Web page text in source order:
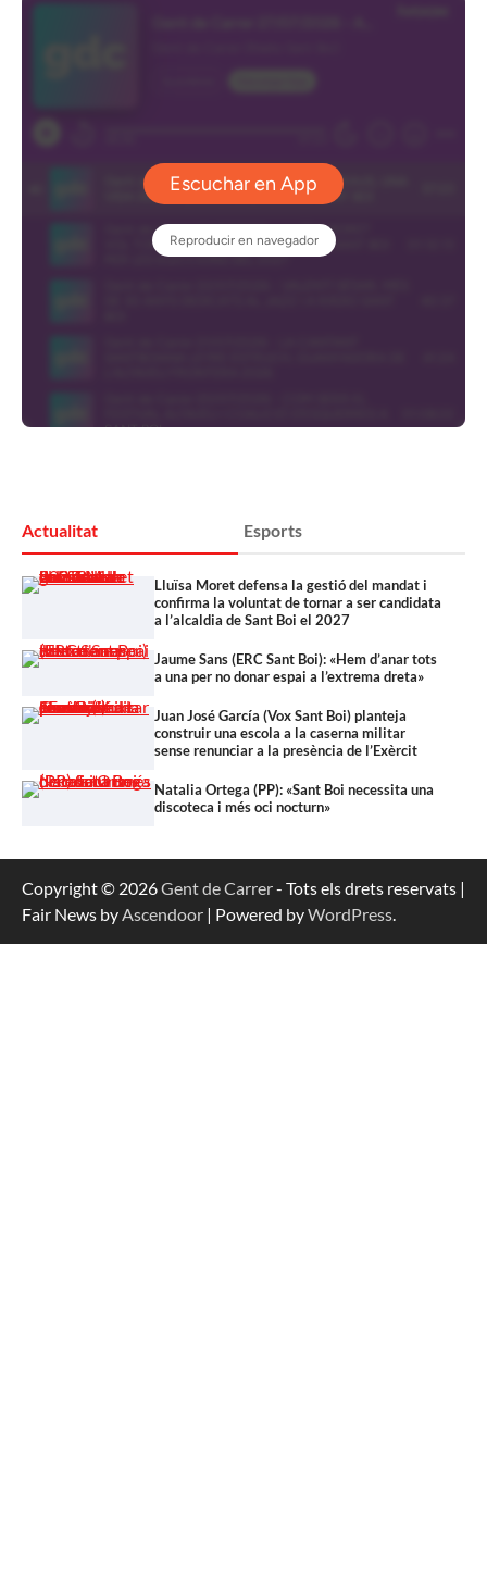
Actualitat Esports
Lluïsa Moret defensa la gestió del mandat i
confirma la voluntat de tornar a ser candidata
a l’alcaldia de Sant Boi el 2027
Jaume Sans (ERC Sant Boi): «Hem d’anar tots
a una per no donar espai a l’extrema dreta»
Juan José García (Vox Sant Boi) planteja
construir una escola a la caserna militar
sense renunciar a la presència de l’Exèrcit
Natalia Ortega (PP): «Sant Boi necessita una
discoteca i més oci nocturn»
Copyright © 2026Gent de Carrer- Tots els drets reservats |
Fair News byAscendoor | Powered byWordPress.